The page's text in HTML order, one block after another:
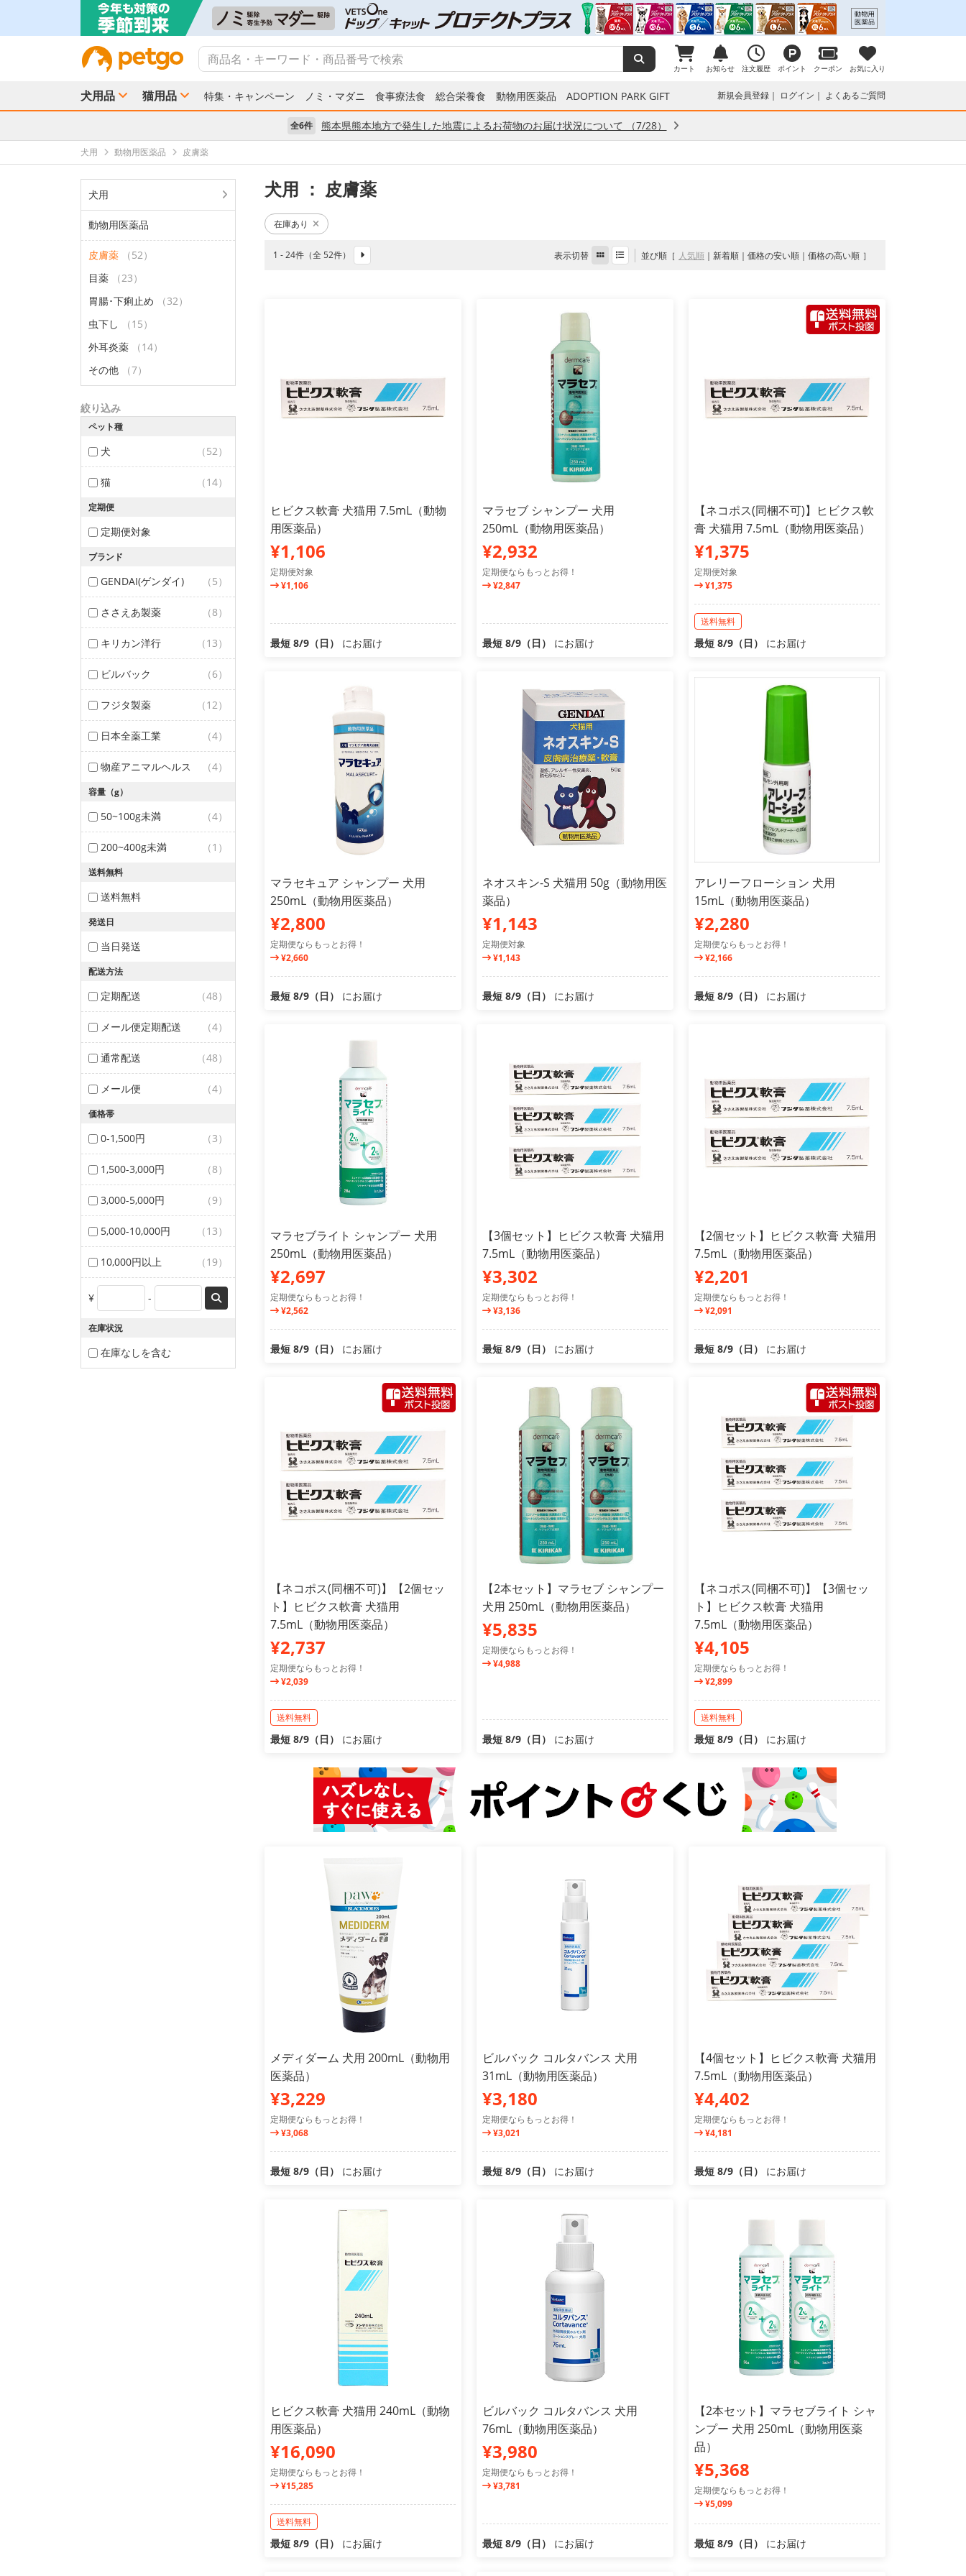
カート お知らせ 注文履歴 ポイント クーポン お気に入り
犬用品 猫用品 特集・キャンペーン ノミ・マダニ 食事療法食 総合栄養食 動物用医薬品 ADOPTION PARK GIFT 新規会員登録 ログイン よくあるご質問
全6件 熊本県熊本地方で発生した地震によるお荷物のお届け状況について （7/28）
犬用 動物用医薬品 皮膚薬
犬用
動物用医薬品
皮膚薬
（52）
目薬
（23）
胃腸･下痢止め
（32）
虫下し
（15）
外耳炎薬
（14）
その他
（7）
絞り込み
ペット種
犬 （52）
猫 （14）
定期便
定期便対象
ブランド
GENDAI(ゲンダイ) （5）
ささえあ製薬 （8）
キリカン洋行 （13）
ビルバック （6）
フジタ製薬 （12）
日本全薬工業 （4）
物産アニマルヘルス （4）
容量（g）
50~100g未満 （4）
200~400g未満 （1）
送料無料
送料無料
発送日
当日発送
配送方法
定期配送 （48）
メール便定期配送 （4）
通常配送 （48）
メール便 （4）
価格帯
0-1,500円 （3）
1,500-3,000円 （8）
3,000-5,000円 （9）
5,000-10,000円 （13）
10,000円以上 （19）
¥ -
在庫状況
在庫なしを含む
犬用 ： 皮膚薬
在庫あり
1 - 24件（全 52件） 表示切替 並び順 人気順 新着順 価格の安い順 価格の高い順
ヒビクス軟膏 犬猫用 7.5mL（動物
用医薬品）
¥1,106
定期便対象
¥1,106
最短 8/9（日） にお届け
マラセブ シャンプー 犬用
250mL（動物用医薬品）
¥2,932
定期便ならもっとお得！
¥2,847
最短 8/9（日） にお届け
【ネコポス(同梱不可)】ヒビクス軟
膏 犬猫用 7.5mL（動物用医薬品）
¥1,375
定期便対象
¥1,375
送料無料
最短 8/9（日） にお届け
マラセキュア シャンプー 犬用
250mL（動物用医薬品）
¥2,800
定期便ならもっとお得！
¥2,660
最短 8/9（日） にお届け
ネオスキン-S 犬猫用 50g（動物用医
薬品）
¥1,143
定期便対象
¥1,143
最短 8/9（日） にお届け
アレリーフローション 犬用
15mL（動物用医薬品）
¥2,280
定期便ならもっとお得！
¥2,166
最短 8/9（日） にお届け
マラセブライト シャンプー 犬用
250mL（動物用医薬品）
¥2,697
定期便ならもっとお得！
¥2,562
最短 8/9（日） にお届け
【3個セット】ヒビクス軟膏 犬猫用
7.5mL（動物用医薬品）
¥3,302
定期便ならもっとお得！
¥3,136
最短 8/9（日） にお届け
【2個セット】ヒビクス軟膏 犬猫用
7.5mL（動物用医薬品）
¥2,201
定期便ならもっとお得！
¥2,091
最短 8/9（日） にお届け
【ネコポス(同梱不可)】【2個セッ
ト】ヒビクス軟膏 犬猫用
7.5mL（動物用医薬品）
¥2,737
定期便ならもっとお得！
¥2,039
送料無料
最短 8/9（日） にお届け
【2本セット】マラセブ シャンプー
犬用 250mL（動物用医薬品）
¥5,835
定期便ならもっとお得！
¥4,988
最短 8/9（日） にお届け
【ネコポス(同梱不可)】【3個セッ
ト】ヒビクス軟膏 犬猫用
7.5mL（動物用医薬品）
¥4,105
定期便ならもっとお得！
¥2,899
送料無料
最短 8/9（日） にお届け
メディダーム 犬用 200mL（動物用
医薬品）
¥3,229
定期便ならもっとお得！
¥3,068
最短 8/9（日） にお届け
ビルバック コルタバンス 犬用
31mL（動物用医薬品）
¥3,180
定期便ならもっとお得！
¥3,021
最短 8/9（日） にお届け
【4個セット】ヒビクス軟膏 犬猫用
7.5mL（動物用医薬品）
¥4,402
定期便ならもっとお得！
¥4,181
最短 8/9（日） にお届け
ヒビクス軟膏 犬猫用 240mL（動物
用医薬品）
¥16,090
定期便ならもっとお得！
¥15,285
送料無料
最短 8/9（日） にお届け
ビルバック コルタバンス 犬用
76mL（動物用医薬品）
¥3,980
定期便ならもっとお得！
¥3,781
最短 8/9（日） にお届け
【2本セット】マラセブライト シャ
ンプー 犬用 250mL（動物用医薬
品）
¥5,368
定期便ならもっとお得！
¥5,099
最短 8/9（日） にお届け